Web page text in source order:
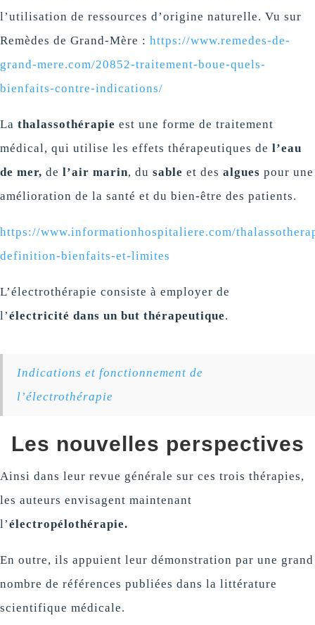
l’utilisation de ressources d’origine naturelle. Vu sur
Remèdes de Grand-Mère : https://www.remedes-de-
grand-mere.com/20852-traitement-boue-quels-
bienfaits-contre-indications/
La thalassothérapie est une forme de traitement
médical, qui utilise les effets thérapeutiques de l’eau
de mer, de l’air marin, du sable et des algues pour une
amélioration de la santé et du bien-être des patients.
https://www.informationhospitaliere.com/
definition-bienfaits-et-limites
L’électrothérapie consiste à employer de
l’électricité dans un but thérapeutique.
Indications et fonctionnement de
l’électrothérapie
Les nouvelles perspectives
Ainsi dans leur revue générale sur ces trois thérapies,
les auteurs envisagent maintenant
l’électropélothérapie.
En outre, ils appuient leur démonstration par une grand
nombre de références publiées dans la littérature
scientifique médicale.